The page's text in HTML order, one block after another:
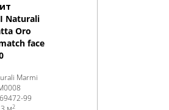
Naturali
Oro
face
Marmi
-99
2